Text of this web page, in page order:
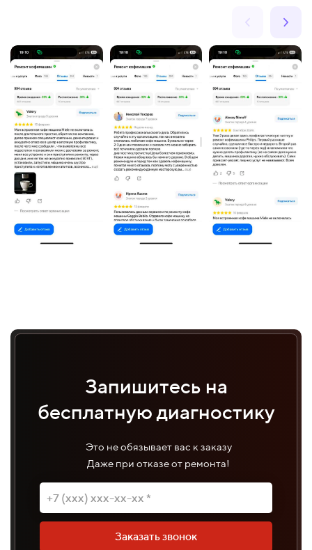
Запишитесь на
бесплатную диагностику
Это не обязывает вас к заказу
Даже при отказе от ремонта!
Заказать звонок